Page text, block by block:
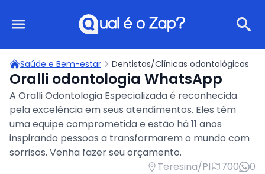
Qual é o Zap?
Saúde e Bem-estar Dentistas/Clínicas odontológicas
Oralli odontologia WhatsApp
A Oralli Odontologia Especializada é reconhecida
pela excelência em seus atendimentos. Eles têm
uma equipe comprometida e estão há 11 anos
inspirando pessoas a transformarem o mundo com
sorrisos. Venha fazer seu orçamento.
Teresina/PI
700 0